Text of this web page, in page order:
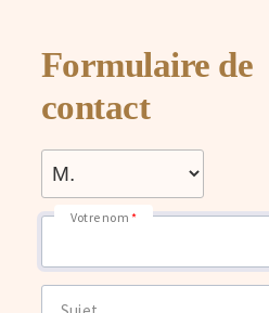
Formulaire de
contact
Votre nom